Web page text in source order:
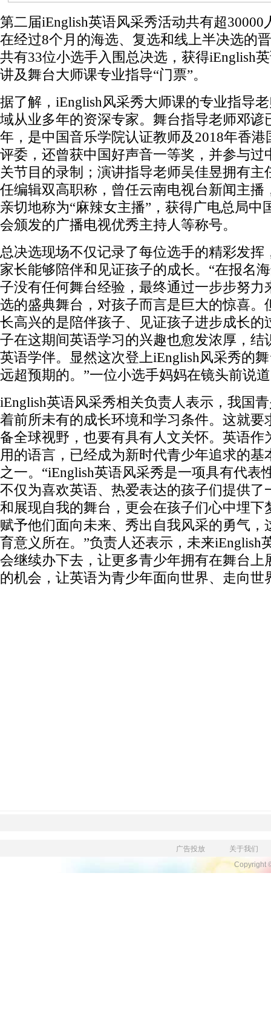
第二届iEnglish英语风采秀活动共有超30000
在经过8个月的海选、复选和线上半决选的
共有33位小选手入围总决选，获得iEnglish
讲及舞台大师课专业指导“门票”。
据了解，iEnglish风采秀大师课的专业指导
域从业多年的资深专家。舞台指导老师邓谚
年，是中国音乐学院认证教师及2018年香港
评委，还曾获中国好声音一等奖，并参与过
关节目的录制；演讲指导老师吴佳昱拥有主
任编辑双高职称，曾任云南电视台新闻主播
亲切地称为“麻辣女主播”，获得广电总局中
会颁发的广播电视优秀主持人等称号。
总决选现场不仅记录了每位选手的精彩发挥
家长能够陪伴和见证孩子的成长。“在报名
子没有任何舞台经验，最终通过一步步努力
选的盛典舞台，对孩子而言是巨大的惊喜。
长高兴的是陪伴孩子、见证孩子进步成长的
子在这期间英语学习的兴趣也愈发浓厚，结
英语学伴。显然这次登上iEnglish风采秀的
远超预期的。”一位小选手妈妈在镜头前说
iEnglish英语风采秀相关负责人表示，我国
着前所未有的成长环境和学习条件。这就要
备全球视野，也要有具有人文关怀。英语作
用的语言，已经成为新时代青少年追求的基
之一。“iEnglish英语风采秀是一项具有代表
不仅为喜欢英语、热爱表达的孩子们提供了
和展现自我的舞台，更会在孩子们心中埋下
赋予他们面向未来、秀出自我风采的勇气，
育意义所在。”负责人还表示，未来iEnglish
会继续办下去，让更多青少年拥有在舞台上
的机会，让英语为青少年面向世界、走向世
广告投放
关于我们
Copyright